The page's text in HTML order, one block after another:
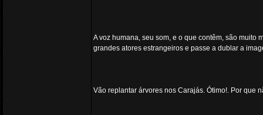
A voz humana, seu som, e o que contêm, são muito
grandes atores estrangeiros e passe a dublar a
Vão replantar árvores nos Carajás. Ótimo!. Por que